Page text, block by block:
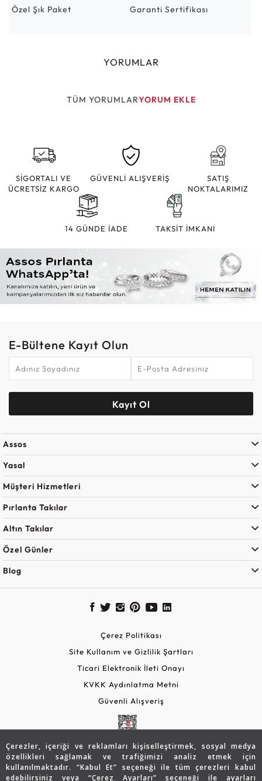
Çerezler, içeriği ve reklamları kişiselleştirmek, sosyal medya
özellikleri sağlamak ve trafiğimizi analiz etmek için
kullanılmaktadır. “Kabul Et” seçeneği ile tüm çerezleri kabul
edebilirsiniz veya “Çerez Ayarları” seçeneği ile ayarları
Özel Şık Paket Garanti Sertifikası
YORUMLAR
TÜM YORUMLARYORUM EKLE
SİGORTALI VE
ÜCRETSİZ KARGO
GÜVENLİ ALIŞVERİŞ
SATIŞ
NOKTALARIMIZ
14 GÜNDE İADE TAKSİT İMKANI
E-Bültene Kayıt Olun
Kayıt Ol
Assos
Yasal
Müşteri Hizmetleri
Pırlanta Takılar
Altın Takılar
Özel Günler
Blog
Çerez Politikası
Site Kullanım ve Gizlilik Şartları
Ticari Elektronik İleti Onayı
KVKK Aydınlatma Metni
Güvenli Alışveriş